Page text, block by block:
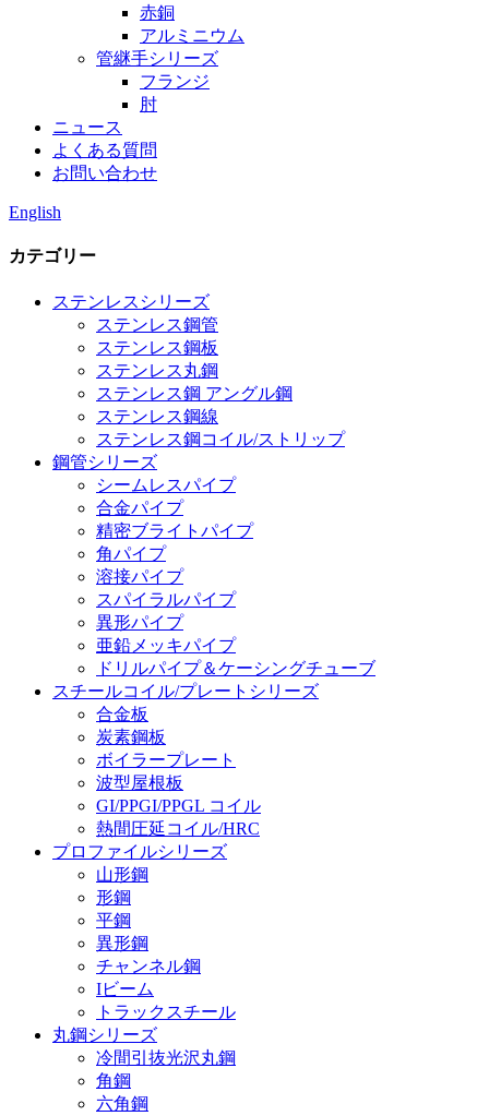
赤銅
アルミニウム
管継手シリーズ
フランジ
肘
ニュース
よくある質問
お問い合わせ
English
カテゴリー
ステンレスシリーズ
ステンレス鋼管
ステンレス鋼板
ステンレス丸鋼
ステンレス鋼 アングル鋼
ステンレス鋼線
ステンレス鋼コイル/ストリップ
鋼管シリーズ
シームレスパイプ
合金パイプ
精密ブライトパイプ
角パイプ
溶接パイプ
スパイラルパイプ
異形パイプ
亜鉛メッキパイプ
ドリルパイプ＆ケーシングチューブ
スチールコイル/プレートシリーズ
合金板
炭素鋼板
ボイラープレート
波型屋根板
GI/PPGI/PPGL コイル
熱間圧延コイル/HRC
プロファイルシリーズ
山形鋼
形鋼
平鋼
異形鋼
チャンネル鋼
Iビーム
トラックスチール
丸鋼シリーズ
冷間引抜光沢丸鋼
角鋼
六角鋼